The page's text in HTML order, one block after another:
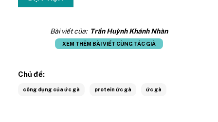
Bài viết của: Trần Huỳnh Khánh Nhàn
XEM THÊM BÀI VIẾT CÙNG TÁC GIẢ
Chủ đề:
công dụng của ức gà protein ức gà ức gà